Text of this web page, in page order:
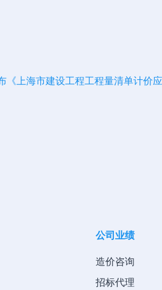
《上海市建设工程工程量清单计价
公司业绩
造价咨询
招标代理